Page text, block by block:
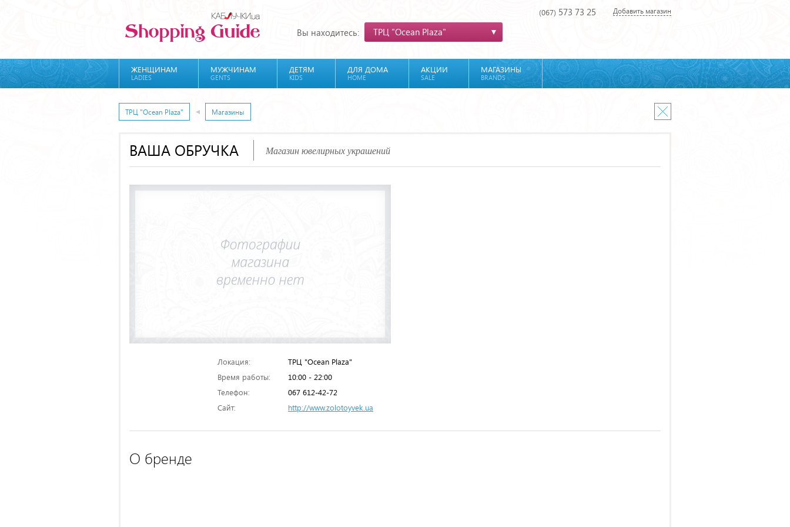
Вы находитесь: ТРЦ "Ocean Plaza"
(067) 573 73 25 Добавить магазин
ЖЕНЩИНАМ
LADIES
МУЖЧИНАМ
GENTS
ДЕТЯМ
KIDS
ДЛЯ ДОМА
HOME
АКЦИИ
SALE
МАГАЗИНЫ
BRANDS
ТРЦ "Ocean Plaza" Магазины
ВАША ОБРУЧКА Магазин ювелирных украшений
Локация:
ТРЦ "Ocean Plaza"
Время работы:
10:00 - 22:00
Телефон:
067 612-42-72
Сайт:
http://www.zolotoyvek.ua
О бренде